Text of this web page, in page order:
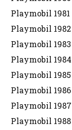
Playmobil 1981
Playmobil 1982
Playmobil 1983
Playmobil 1984
Playmobil 1985
Playmobil 1986
Playmobil 1987
Playmobil 1988